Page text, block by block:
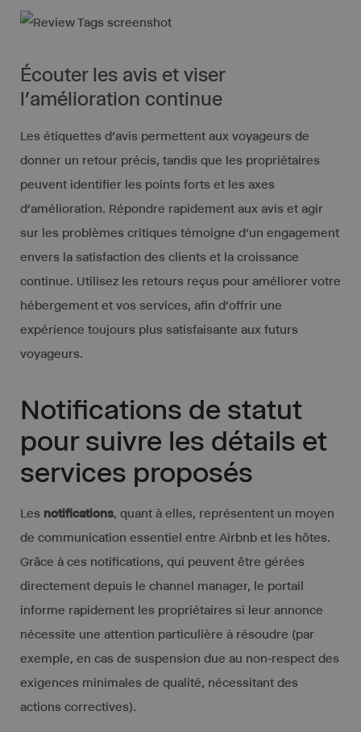
Écouter les avis et viser
l’amélioration continue
Les étiquettes d’avis permettent aux voyageurs de
donner un retour précis, tandis que les propriétaires
peuvent identifier les points forts et les axes
d’amélioration. Répondre rapidement aux avis et agir
sur les problèmes critiques témoigne d’un engagement
envers la satisfaction des clients et la croissance
continue. Utilisez les retours reçus pour améliorer votre
hébergement et vos services, afin d’offrir une
expérience toujours plus satisfaisante aux futurs
voyageurs.
Notifications de statut
pour suivre les détails et
services proposés
Les notifications, quant à elles, représentent un moyen
de communication essentiel entre Airbnb et les hôtes.
Grâce à ces notifications, qui peuvent être gérées
directement depuis le channel manager, le portail
informe rapidement les propriétaires si leur annonce
nécessite une attention particulière à résoudre (par
exemple, en cas de suspension due au non-respect des
exigences minimales de qualité, nécessitant des
actions correctives).